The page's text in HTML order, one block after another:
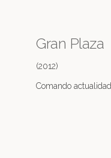
Gran Plaza
(2012)
Comando actualidad